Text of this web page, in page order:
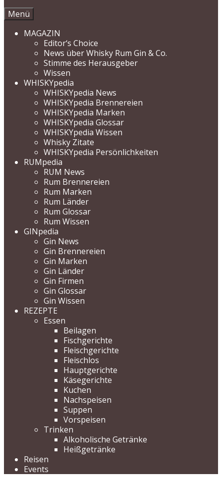
Menü
MAGAZIN
Editor‘s Choice
News über Whisky Rum Gin & Co.
Stimme des Herausgeber
Wissen
WHISKYpedia
WHISKYpedia News
WHISKYpedia Brennereien
WHISKYpedia Marken
WHISKYpedia Glossar
WHISKYpedia Wissen
Whisky Zitate
WHISKYpedia Persönlichkeiten
RUMpedia
RUM News
Rum Brennereien
Rum Marken
Rum Länder
Rum Glossar
Rum Wissen
GINpedia
Gin News
Gin Brennereien
Gin Marken
Gin Länder
Gin Firmen
Gin Glossar
Gin Wissen
REZEPTE
Essen
Beilagen
Fischgerichte
Fleischgerichte
Fleischlos
Hauptgerichte
Käsegerichte
Kuchen
Nachspeisen
Suppen
Vorspeisen
Trinken
Alkoholische Getränke
Heißgetränke
Reisen
Events